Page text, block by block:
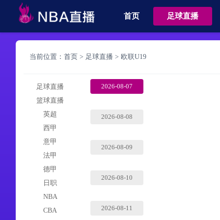
首页 足球直播
当前位置： 首页 > 足球直播 > 欧联U19
足球直播
篮球直播
英超
西甲
意甲
法甲
德甲
日职
NBA
CBA
2026-08-07
2026-08-08
2026-08-09
2026-08-10
2026-08-11